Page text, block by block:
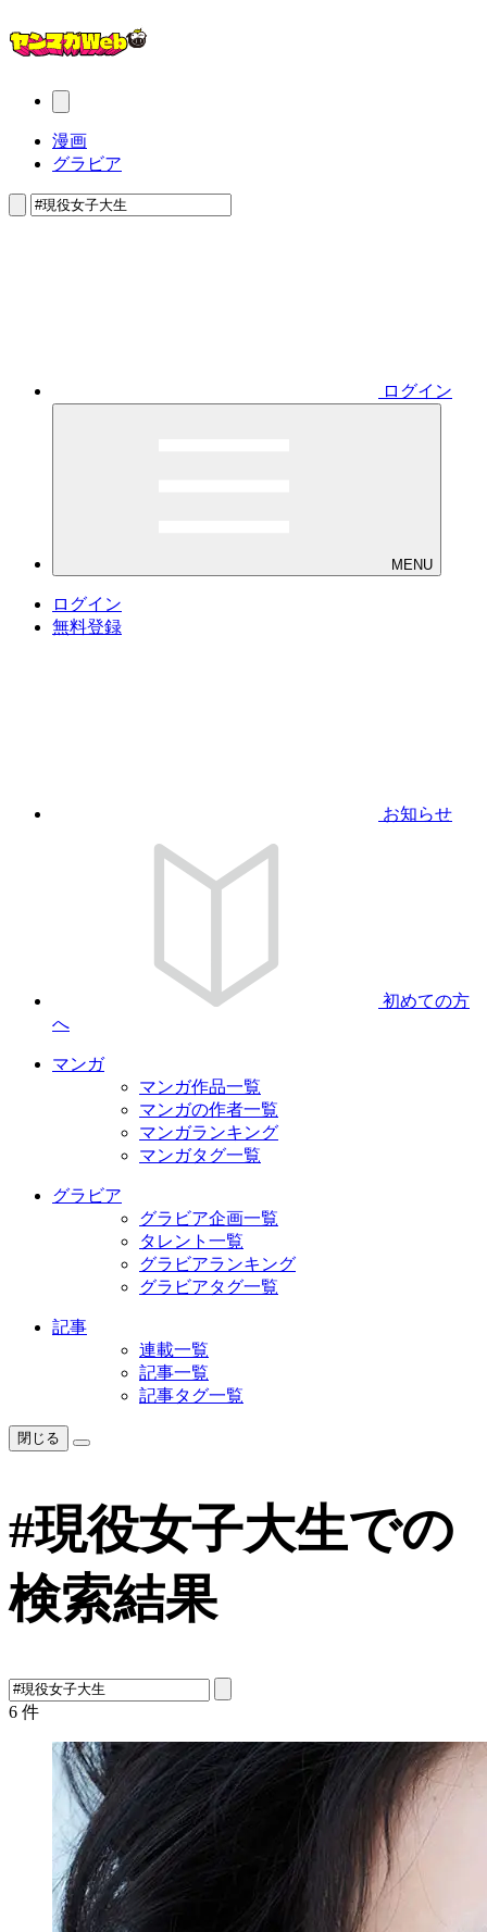
漫画
グラビア
ログイン
MENU
ログイン
無料登録
お知らせ
初めての方
へ
マンガ
マンガ作品一覧
マンガの作者一覧
マンガランキング
マンガタグ一覧
グラビア
グラビア企画一覧
タレント一覧
グラビアランキング
グラビアタグ一覧
記事
連載一覧
記事一覧
記事タグ一覧
閉じる
#現役女子大生での
検索結果
6 件